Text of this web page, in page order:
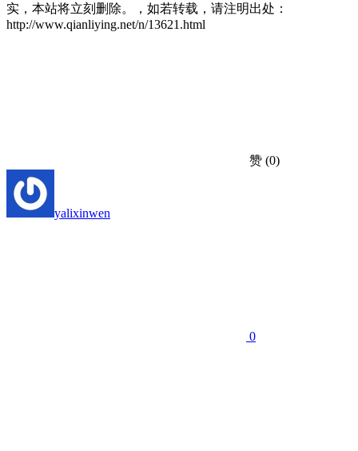
实，本站将立刻删除。，如若转载，请注明出处：
http://www.qianliying.net/n/13621.html
赞 (0)
yalixinwen
0